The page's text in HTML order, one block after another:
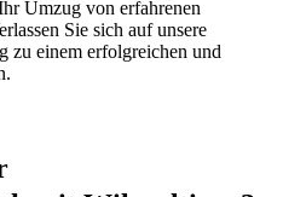
Umzug von erfahrenen
Sie sich auf unsere
zu einem erfolgreichen und